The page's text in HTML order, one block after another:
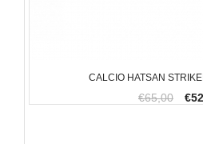
CALCIO HATSAN
€65,00